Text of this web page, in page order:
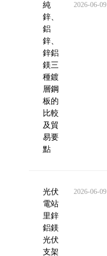
純
鋅、
鋁
鋅、
鋅鋁
鎂三
種鍍
層鋼
板的
比較
及貿
易要
點
2026-06-09
光伏
電站
里鋅
鋁鎂
光伏
支架
2026-06-09